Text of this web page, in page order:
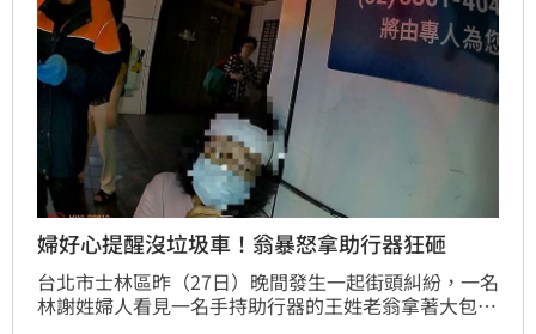
婦好心提醒沒垃圾車！翁暴怒拿助行器狂砸
台北市士林區昨（27日）晚間發生一起街頭糾紛，一名
林謝姓婦人看見一名手持助行器的王姓老翁拿著大包小